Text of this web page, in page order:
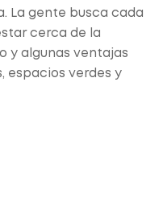
La gente busca cada
cerca de la
y algunas ventajas
espacios verdes y